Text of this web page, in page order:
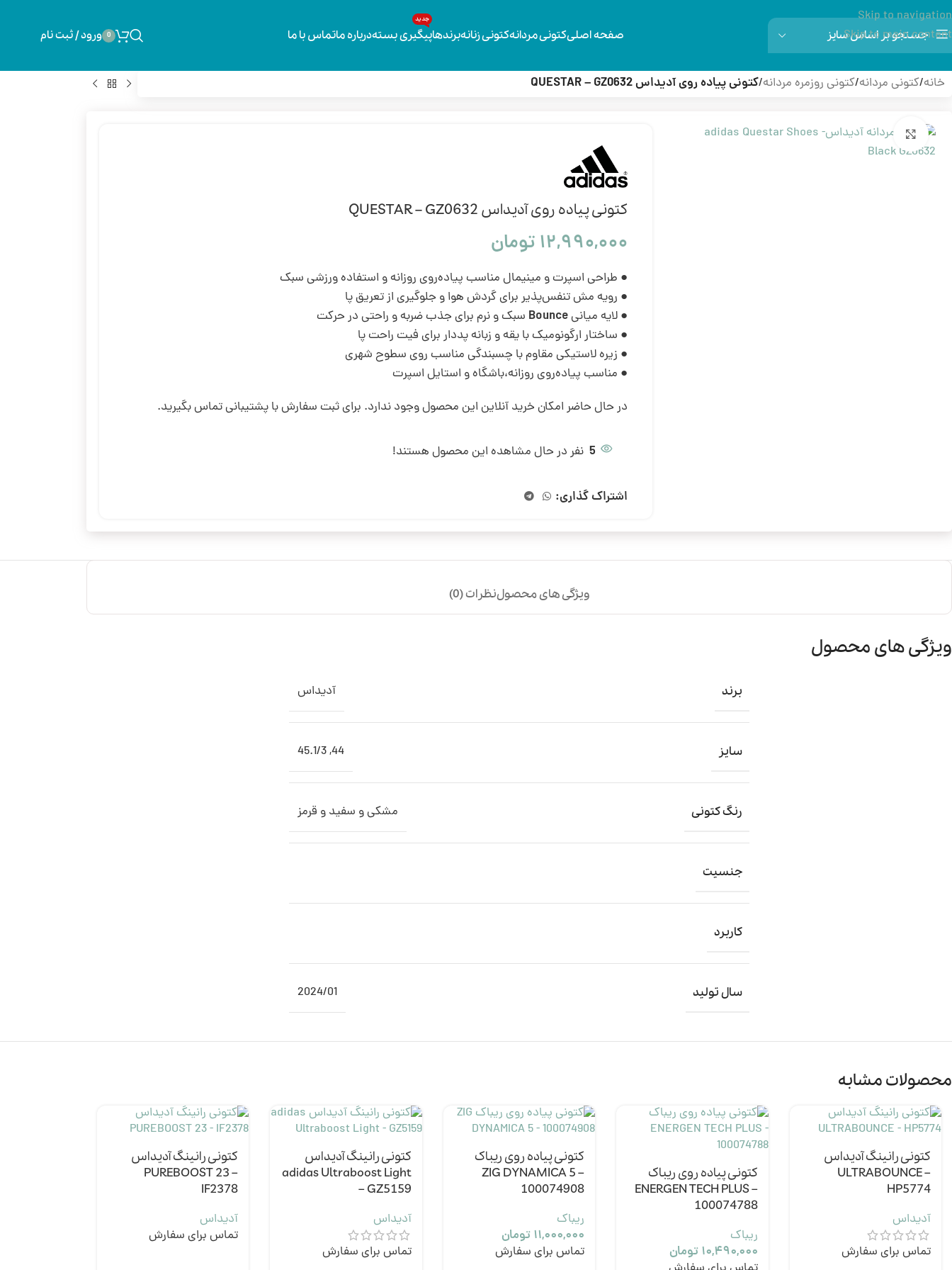
Skip to navigation
Skip to main content
جستجو بر اساس سایز صفحه اصلیکتونی مردانهکتونی زنانهبرندهاپیگیری بسته
جدید
درباره ماتماس با ما 0 ورود / ثبت نام
خانه/کتونی مردانه/کتونی روزمره مردانه/کتونی پیاده روی آدیداس QUESTAR – GZ0632
بزرگنمایی تصویر
کتونی پیاده روی آدیداس QUESTAR – GZ0632
۱۲,۹۹۰,۰۰۰ تومان
● طراحی اسپرت و مینیمال مناسب پیاده‌روی روزانه و استفاده ورزشی سبک
● رویه مش تنفس‌پذیر برای گردش هوا و جلوگیری از تعریق پا
● لایه میانیBounce سبک و نرم برای جذب ضربه و راحتی در حرکت
● ساختار ارگونومیک با یقه و زبانه پددار برای فیت راحت پا
● زیره لاستیکی مقاوم با چسبندگی مناسب روی سطوح شهری
● مناسب پیاده‌روی روزانه،باشگاه و استایل اسپرت
در حال حاضر امکان خرید آنلاین این محصول وجود ندارد. برای ثبت سفارش با پشتیبانی تماس بگیرید.
5 نفر در حال مشاهده این محصول هستند!
اشتراک گذاری:
ویژگی های محصولنظرات (0)
ویژگی های محصول
برند آدیداس
سایز 44
,
45.1/3
رنگ کتونی مشکی و سفید و قرمز
جنسیت
کاربرد
سال تولید 2024/01
محصولات مشابه
کتونی رانینگ آدیداس
ULTRABOUNCE –
HP5774
آدیداس
تماس برای سفارش
کتونی پیاده روی ریباک
ENERGEN TECH PLUS –
100074788
ریباک
۱۰,۴۹۰,۰۰۰ تومان
کتونی پیاده روی ریباک
ZIG DYNAMICA 5 –
100074908
ریباک
۱۱,۰۰۰,۰۰۰تومان
تماس برای سفارش
کتونی رانینگ آدیداس
adidas Ultraboost Light
– GZ5159
آدیداس
تماس برای سفارش
کتونی رانینگ آدیداس
PUREBOOST 23 –
IF2378
آدیداس
تماس برای سفارش